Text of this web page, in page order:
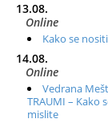
13.08.
Online
Kako se
14.08.
Online
Vedrana
TRAUMI – Kako
mislite